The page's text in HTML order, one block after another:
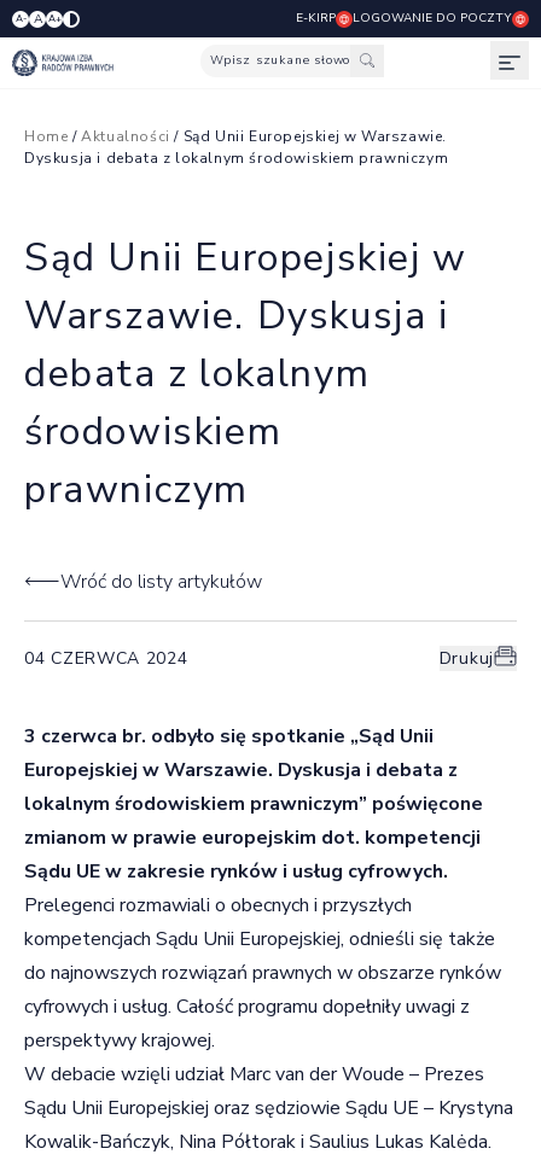
A- A A+ E-KIRP LOGOWANIE DO POCZTY
Wpisz szukane słowo
Home /Aktualności / Sąd Unii Europejskiej w Warszawie.
Dyskusja i debata z lokalnym środowiskiem prawniczym
Sąd Unii Europejskiej w
Warszawie. Dyskusja i
debata z lokalnym
środowiskiem
prawniczym
Wróć do listy artykułów
04 CZERWCA 2024 Drukuj
3 czerwca br. odbyło się spotkanie „Sąd Unii
Europejskiej w Warszawie. Dyskusja i debata z
lokalnym środowiskiem prawniczym” poświęcone
zmianom w prawie europejskim dot. kompetencji
Sądu UE w zakresie rynków i usług cyfrowych.
Prelegenci rozmawiali o obecnych i przyszłych
kompetencjach Sądu Unii Europejskiej, odnieśli się także
do najnowszych rozwiązań prawnych w obszarze rynków
cyfrowych i usług. Całość programu dopełniły uwagi z
perspektywy krajowej.
W debacie wzięli udział Marc van der Woude – Prezes
Sądu Unii Europejskiej oraz sędziowie Sądu UE – Krystyna
Kowalik-Bańczyk, Nina Półtorak i Saulius Lukas Kalėda.